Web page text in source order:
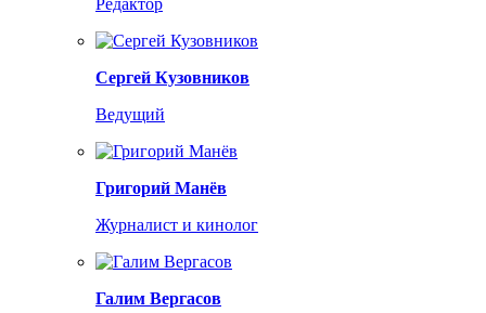
Редактор
Сергей Кузовников
Ведущий
Григорий Манёв
Журналист и кинолог
Галим Вергасов